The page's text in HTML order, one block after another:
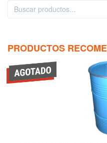
PRODUCTOS